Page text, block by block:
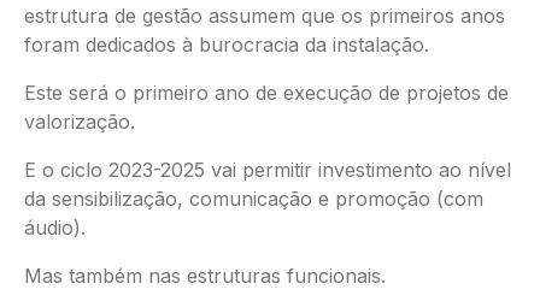
estrutura de gestão assumem que os primeiros anos
foram dedicados à burocracia da instalação.
Este será o primeiro ano de execução de projetos de
valorização.
E o ciclo 2023-2025 vai permitir investimento ao nível
da sensibilização, comunicação e promoção (com
áudio).
Mas também nas estruturas funcionais.